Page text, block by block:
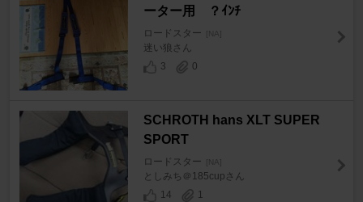
ーター用 ？ｲﾝﾁ
ロードスター [NA]
迷い狼さん
3
0
SCHROTH hans XLT SUPER
SPORT
ロードスター [NA]
としみち＠185cupさん
14
1